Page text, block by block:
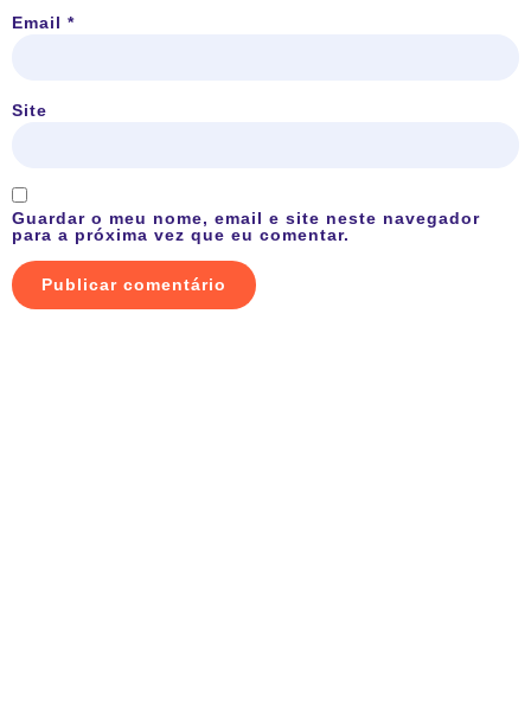
Email *
Site
Guardar o meu nome, email e site neste navegador
para a próxima vez que eu comentar.